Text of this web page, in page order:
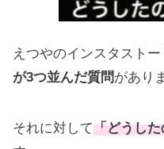
えつやのインスタスト
が3つ並んだ質問があり
それに対して「どうし